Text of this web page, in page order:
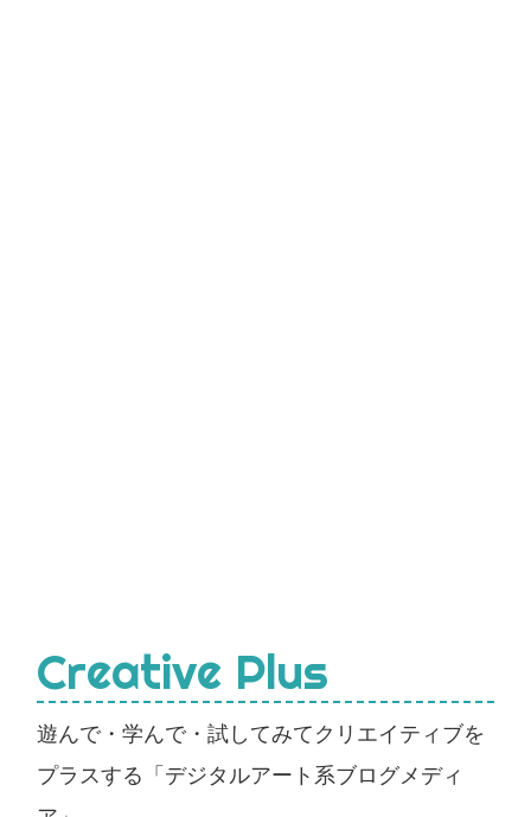
Creative Plus
遊んで・学んで・試してみてクリエイティブを
プラスする「デジタルアート系ブログメディ